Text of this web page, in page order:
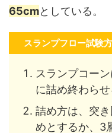
65cmとしている。
スランプフロー試験
スランプコー
に詰め終わらせ
詰め方は、突
めとするか、3